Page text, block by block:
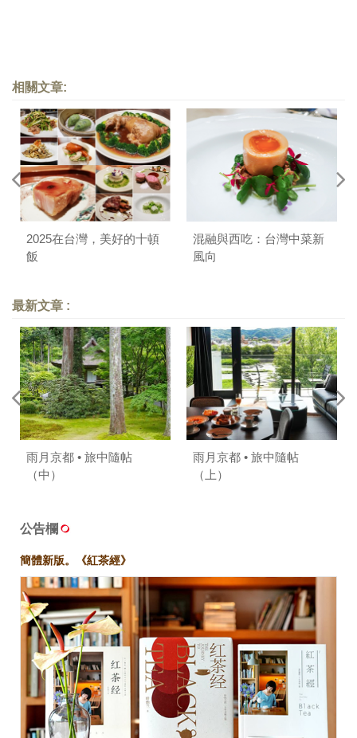
相關文章:
2025在台灣，美好的十頓
飯
混融與西吃：台灣中菜新
風向
最新文章 :
雨月京都 • 旅中隨帖
（中）
雨月京都 • 旅中隨帖
（上）
公告欄
簡體新版。《紅茶經》